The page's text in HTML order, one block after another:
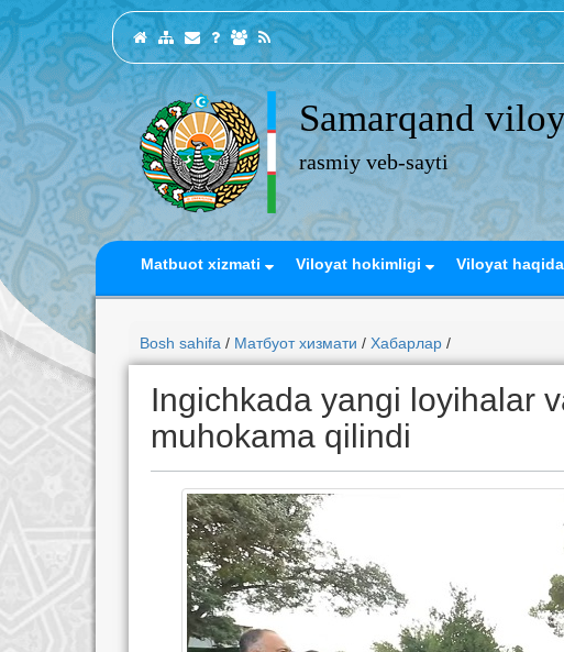
Samarqand
rasmiy veb-sayti
Matbuot xizmati Viloyat hokimligi Viloyat haqida
Bosh sahifa / Матбуот хизмати / Хабарлар /
Ingichkada yangi loyihalar
muhokama qilindi